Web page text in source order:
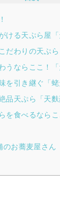
ける天ぷら屋「
だわりの天ぷら
うならここ！「
を引き継ぐ「蛯
品天ぷら「天麩
を食べるなら
お蕎麦屋さん